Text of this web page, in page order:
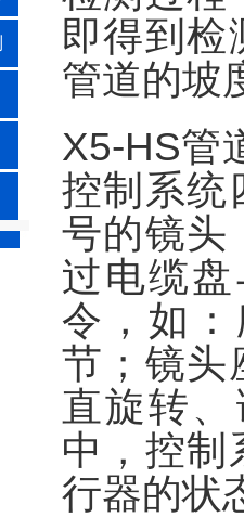
即得到检
管道的坡
X5-HS管
控制系统
号的镜头
过电缆
令，如
节；镜头
直旋转
中，控制
行器的状